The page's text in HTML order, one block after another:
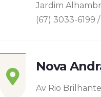
Jardim
(67) 3033-6199
Nova
Av Rio